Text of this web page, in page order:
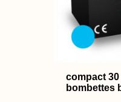
compact
bombettes